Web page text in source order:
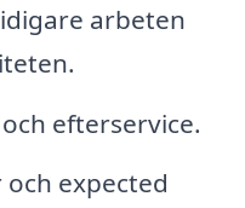
arbeten
efterservice.
expected